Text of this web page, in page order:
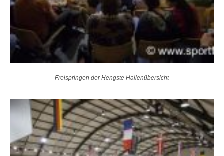
Freispringen der Hengste Hallenübersicht